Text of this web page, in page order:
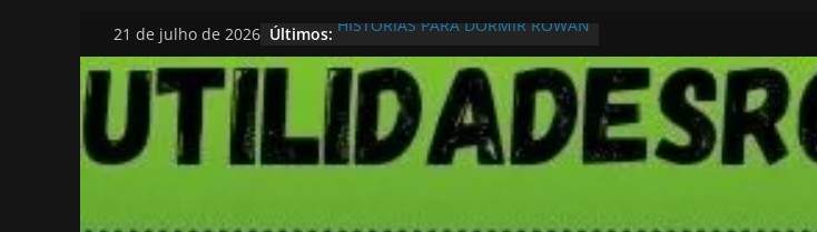
Pular
para
o
conteúdo
21 de julho de 2026 Últimos: HISTORIAS PARA DORMIR ROWAN